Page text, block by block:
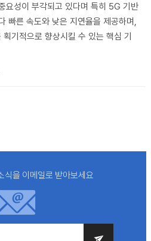
성이 부각되고 있다며 특히 5G 기반
빠른 속도와 낮은 지연율을 제공하며,
기적으로 향상시킬 수 있는 핵심 기
식을 이메일로 받아보세요